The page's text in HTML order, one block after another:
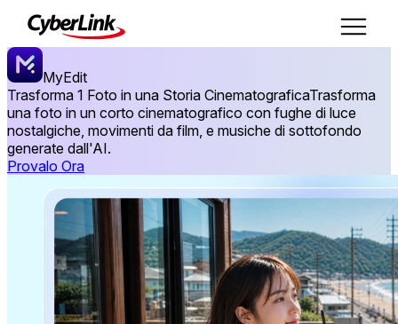
MyEdit
Trasforma 1 Foto in una Storia CinematograficaTrasforma
una foto in un corto cinematografico con fughe di luce
nostalgiche, movimenti da film, e musiche di sottofondo
generate dall'AI.
Provalo Ora